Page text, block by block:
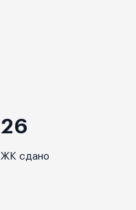
26
ЖК сдано